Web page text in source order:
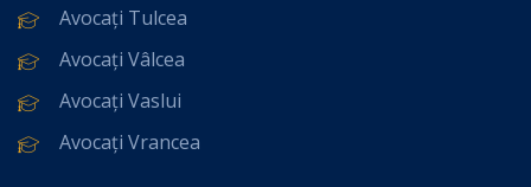
Avocați Tulcea
Avocați Vâlcea
Avocați Vaslui
Avocați Vrancea